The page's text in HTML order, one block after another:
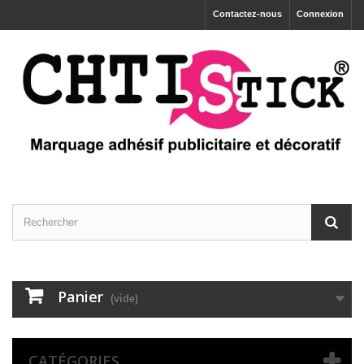
Connexion
Contactez-nous
Panier (vide)